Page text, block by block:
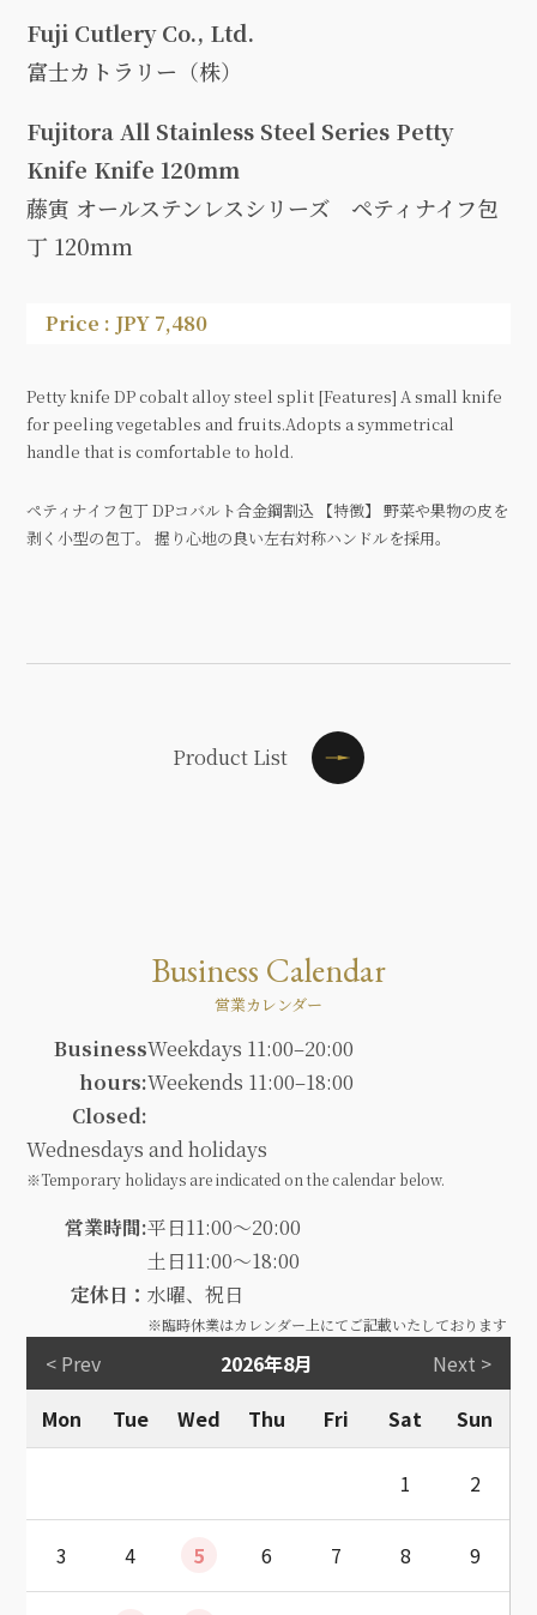
Fuji Cutlery Co., Ltd.
富士カトラリー（株）
Fujitora All Stainless Steel Series Petty
Knife Knife 120mm
藤寅 オールステンレスシリーズ ペティナイフ包
丁 120mm
Price : JPY 7,480
Petty knife DP cobalt alloy steel split [Features] A small knife
for peeling vegetables and fruits.Adopts a symmetrical
handle that is comfortable to hold.
ペティナイフ包丁 DPコバルト合金鋼割込 【特徴】 野菜や果物の皮を
剥く小型の包丁。 握り心地の良い左右対称ハンドルを採用。
Product List
Business Calendar
営業カレンダー
Business
hours:
Weekdays 11:00–20:00
Weekends 11:00–18:00
Closed:
Wednesdays and holidays
※Temporary holidays are indicated on the calendar below.
営業時間:平日11:00～20:00
土日11:00～18:00
定休日：水曜、祝日
※臨時休業はカレンダー上にてご記載いたしております
< Prev 2026年8月
Next >
Mon
Tue Wed Thu Fri Sat Sun
1 2
3 4 5 6 7 8 9